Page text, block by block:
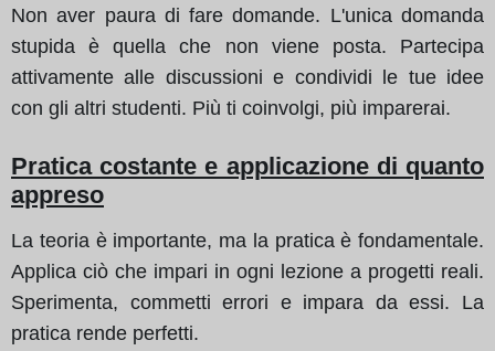
Non aver paura di fare domande. L'unica domanda
stupida è quella che non viene posta. Partecipa
attivamente alle discussioni e condividi le tue idee
con gli altri studenti. Più ti coinvolgi, più imparerai.
Pratica costante e applicazione di quanto
appreso
La teoria è importante, ma la pratica è fondamentale.
Applica ciò che impari in ogni lezione a progetti reali.
Sperimenta, commetti errori e impara da essi. La
pratica rende perfetti.